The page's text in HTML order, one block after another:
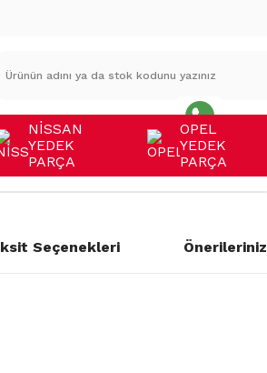
NİSSAN
YEDEK
PARÇA
OPEL
YEDEK
PARÇA
Seçenekleri Önerileriniz